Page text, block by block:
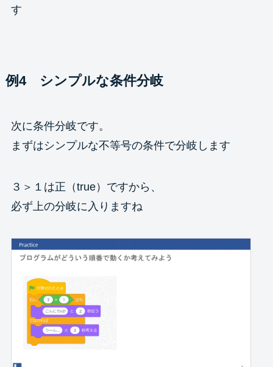
す
例4 シンプルな条件分岐
次に条件分岐です。
まずはシンプルな不等号の条件で分岐します
３＞１は正（true）ですから、
必ず上の分岐に入りますね